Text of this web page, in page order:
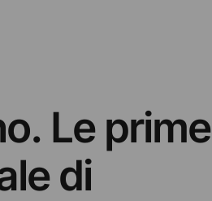
Le prime
di